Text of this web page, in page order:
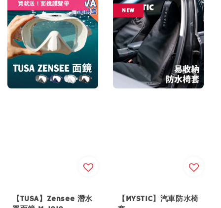
買就送！面鏡護髮帶
【TUSA】Zensee 潛水
NEW
【MYSTIC】汽車防水椅